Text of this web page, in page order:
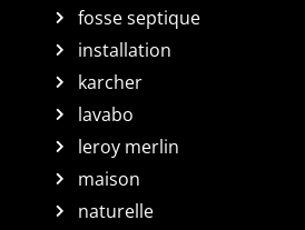
fosse septique
installation
karcher
lavabo
leroy merlin
maison
naturelle